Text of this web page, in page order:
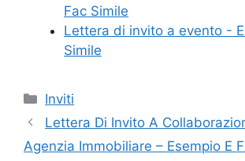
Fac Simile
Lettera di invito a evento -
Simile
Categorie
Inviti
Lettera Di Invito A
Agenzia Immobiliare – Esempio E